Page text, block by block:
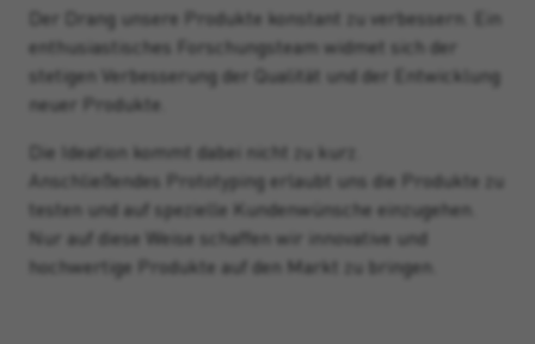
Der Drang unsere Produkte konstant zu verbessern. Ein
enthusiastisches Forschungsteam widmet sich der
stetigen Verbesserung der Qualität und der Entwicklung
neuer Produkte.
Die Ideation kommt dabei nicht zu kurz.
Anschließendes Prototyping erlaubt uns die Produkte zu
testen und auf spezielle Kundenwünsche einzugehen.
Nur auf diese Weise schaffen wir innovative und
hochwertige Produkte auf den Markt zu bringen.